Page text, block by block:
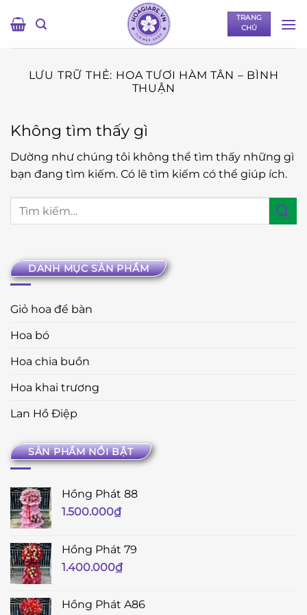
qua
TRANG
CHỦ
LƯU TRỮ THẺ: HOA TƯƠI HÀM TÂN – BÌNH
THUẬN
Không tìm thấy gì
Dường như chúng tôi không thể tìm thấy những gì
bạn đang tìm kiếm. Có lẽ tìm kiếm có thể giúp ích.
DANH MỤC SẢN PHẨM
Giỏ hoa để bàn
Hoa bó
Hoa chia buồn
Hoa khai trương
Lan Hồ Điệp
SẢN PHẨM NỔI BẬT
Hồng Phát 88
1.500.000₫
Hồng Phát 79
1.400.000₫
Hồng Phát A86